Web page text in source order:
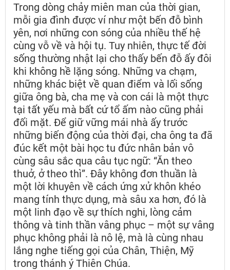
Trong dòng chảy miên man của thời gian,
mỗi gia đình được ví như một bến đỗ bình
yên, nơi những con sóng của nhiều thế hệ
cùng vỗ về và hội tụ. Tuy nhiên, thực tế đời
sống thường nhật lại cho thấy bến đỗ ấy đôi
khi không hề lặng sóng. Những va chạm,
những khác biệt về quan điểm và lối sống
giữa ông bà, cha mẹ và con cái là một thực
tại tất yếu mà bất cứ tổ ấm nào cũng phải
đối mặt. Để giữ vững mái nhà ấy trước
những biến động của thời đại, cha ông ta đã
đúc kết một bài học tu đức nhân bản vô
cùng sâu sắc qua câu tục ngữ: “Ăn theo
thuở, ở theo thì”. Đây không đơn thuần là
một lời khuyên về cách ứng xử khôn khéo
mang tính thực dụng, mà sâu xa hơn, đó là
một linh đạo về sự thích nghi, lòng cảm
thông và tinh thần vâng phục – một sự vâng
phục không phải là nô lệ, mà là cùng nhau
lắng nghe tiếng gọi của Chân, Thiện, Mỹ
trong thánh ý Thiên Chúa.